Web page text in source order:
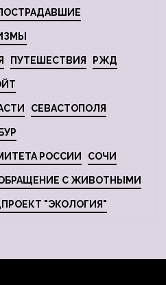
ПУТЕШЕСТВИЯ РЖД
СЕВАСТОПОЛЯ
РОССИИ СОЧИ
С ЖИВОТНЫМИ
"ЭКОЛОГИЯ"